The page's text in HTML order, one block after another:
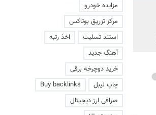
افشای اطلاعات برای ترور
بارون ترامپ | ماجرای قرار
عاشقانه با یک زن
مزایده خودرو
مرکز تزریق بوتاکس
استند تسلیت
اخذ رتبه
آهنگ جدید
خرید دوچرخه برقی
چاپ لیبل
Buy backlinks
صرافی ارز دیجیتال